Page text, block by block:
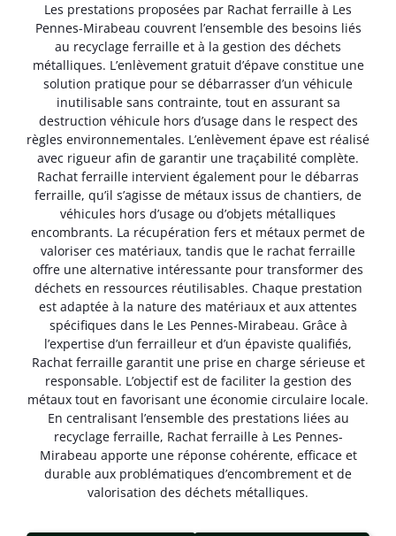
Les prestations proposées par Rachat ferraille à Les
Pennes-Mirabeau couvrent l’ensemble des besoins liés
au recyclage ferraille et à la gestion des déchets
métalliques. L’enlèvement gratuit d’épave constitue une
solution pratique pour se débarrasser d’un véhicule
inutilisable sans contrainte, tout en assurant sa
destruction véhicule hors d’usage dans le respect des
règles environnementales. L’enlèvement épave est réalisé
avec rigueur afin de garantir une traçabilité complète.
Rachat ferraille intervient également pour le débarras
ferraille, qu’il s’agisse de métaux issus de chantiers, de
véhicules hors d’usage ou d’objets métalliques
encombrants. La récupération fers et métaux permet de
valoriser ces matériaux, tandis que le rachat ferraille
offre une alternative intéressante pour transformer des
déchets en ressources réutilisables. Chaque prestation
est adaptée à la nature des matériaux et aux attentes
spécifiques dans le Les Pennes-Mirabeau. Grâce à
l’expertise d’un ferrailleur et d’un épaviste qualifiés,
Rachat ferraille garantit une prise en charge sérieuse et
responsable. L’objectif est de faciliter la gestion des
métaux tout en favorisant une économie circulaire locale.
En centralisant l’ensemble des prestations liées au
recyclage ferraille, Rachat ferraille à Les Pennes-
Mirabeau apporte une réponse cohérente, efficace et
durable aux problématiques d’encombrement et de
valorisation des déchets métalliques.